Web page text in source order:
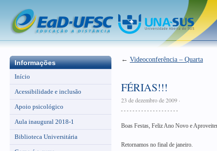
Informações
Início
Acessibilidade e inclusão
Apoio psicológico
Aula inaugural 2018-1
Biblioteca Universitária
← Videoconferência – Quarta
FÉRIAS!!!
23 de dezembro de 2009 ·
Boas Festas, Feliz Ano Novo e
Retornamos no final de janeiro.